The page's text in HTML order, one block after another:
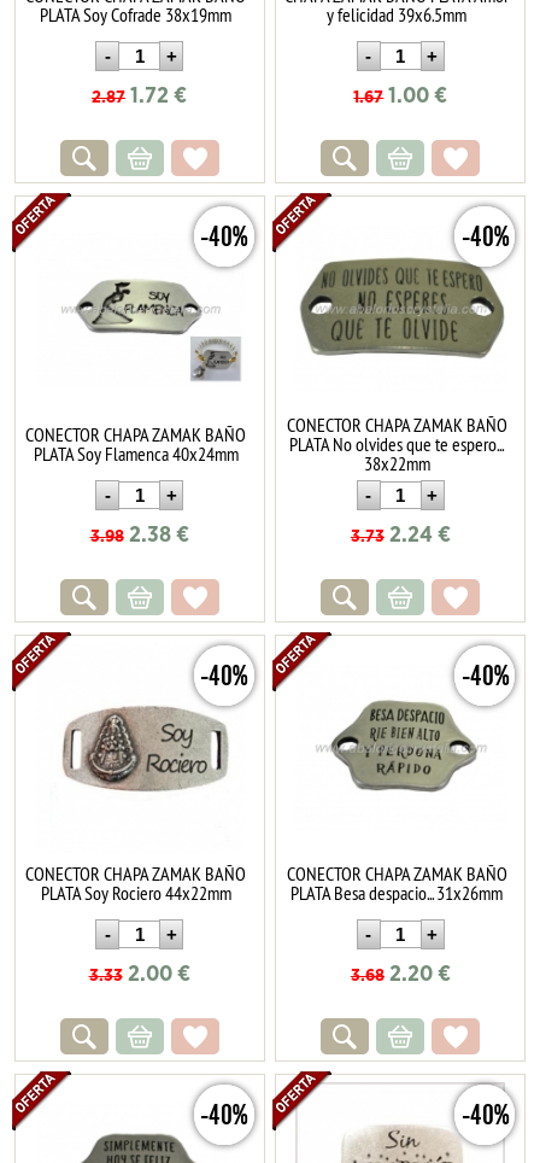
PLATA Soy Cofrade 38x19mm
2.87 1.72 €
y felicidad 39x6.5mm
1.67 1.00 €
-40%
CONECTOR CHAPA ZAMAK BAÑO
PLATA Soy Flamenca 40x24mm
3.98 2.38€
-40%
CONECTOR CHAPA ZAMAK BAÑO
PLATA No olvides que te espero...
38x22mm
3.73 2.24€
-40%
CONECTOR CHAPA ZAMAK BAÑO
PLATA Soy Rociero 44x22mm
3.33 2.00€
-40%
CONECTOR CHAPA ZAMAK BAÑO
PLATA Besa despacio... 31x26mm
3.68 2.20€
-40% -40%